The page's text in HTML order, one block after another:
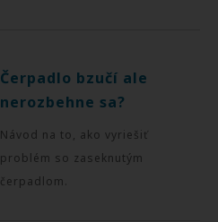
Čerpadlo bzučí ale
nerozbehne sa?
Návod na to, ako vyriešiť
problém so zaseknutým
čerpadlom.